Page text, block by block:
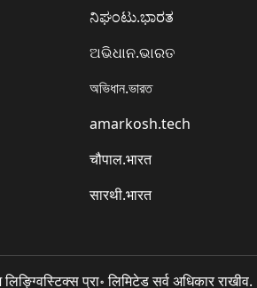
ನಿಘಂಟು.ಭಾರತ
ଅଭିଧାନ.ଭାରତ
অভিধান.ভারত
amarkosh.tech
चौपाल.भारत
सारथी.भारत
प्रा॰ लिमिटेड सर्व अधिकार राखीव.